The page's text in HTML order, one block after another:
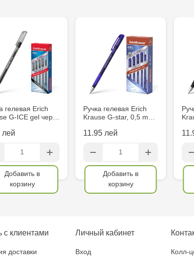
Crafti
Eminescu, 6
Crafti Cahul -
13
Crafti Sculeni -
3/1
Testemițanu
Multistore
Mare, 110
гелевая Erich
G-ICE gel чер…
лей
Добавить в
корзину
Ручка гелевая Erich
Krause G-star, 0,5 m…
11.95 лей
Добавить в
корзину
с клиентами
доставки
Личный кабинет
Вход
Колл-